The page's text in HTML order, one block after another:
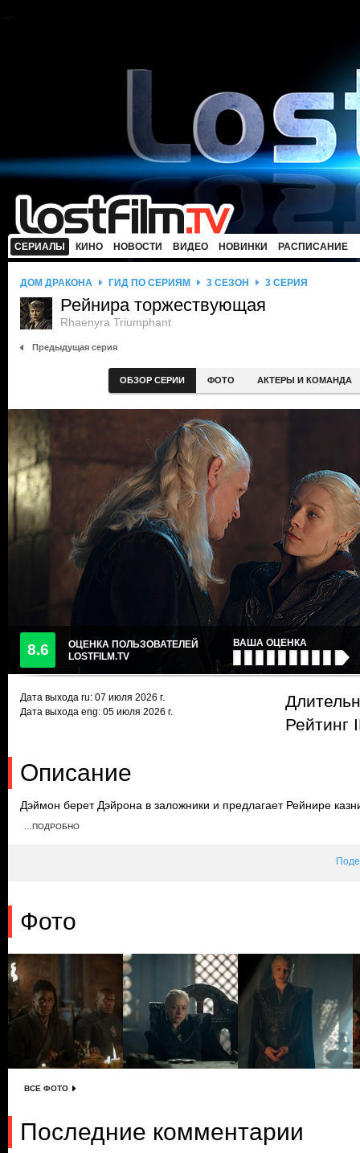
СЕРИАЛЫ КИНО НОВОСТИ ВИДЕО НОВИНКИ РАСПИСАНИЕ
ДОМ ДРАКОНА ГИД ПО СЕРИЯМ 3 СЕЗОН 3 СЕРИЯ
Рейнира торжествующая
Rhaenyra Triumphant
Предыдущая серия
ОБЗОР СЕРИИ ФОТО АКТЕРЫ И КОМАНДА
8.6
ОЦЕНКА ПОЛЬЗОВАТЕЛЕЙ
LOSTFILM.TV
ВАША ОЦЕНКА
Дата выхода ru: 07 июля 2026 г.
Дата выхода eng: 05 июля 2026 г.
Рейтинг
Описание
Дэймон берет Дэйрона в заложники и предлагает Рейнире
мертвым, чтобы добиться помазания. Узнав о том, что
…ПОДРОБНО
Фото
ВСЕ ФОТО
Последние комментарии